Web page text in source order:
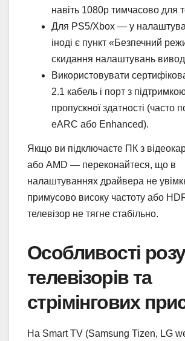
навіть 1080p тимчасово для
Для PS5/Xbox — у
іноді є пункт «Безпечний
скидання налаштувань
Використовувати
2.1 кабель і порт з
пропускної здатності (часто
eARC або Enhanced).
Якщо ви підключаєте ПК з
або AMD — переконайтеся, що в
налаштуваннях драйвера не
примусово високу частоту або
телевізор не тягне стабільно.
Особливості
телевізорів та
стрімінгових
На Smart TV (Samsung Tizen, LG